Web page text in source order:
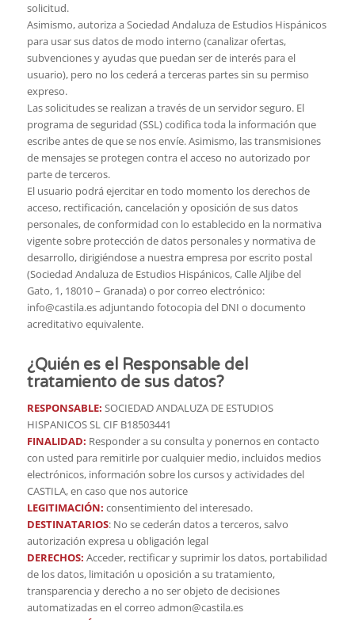
solicitud.
Asimismo, autoriza a Sociedad Andaluza de Estudios Hispánicos
para usar sus datos de modo interno (canalizar ofertas,
subvenciones y ayudas que puedan ser de interés para el
usuario), pero no los cederá a terceras partes sin su permiso
expreso.
Las solicitudes se realizan a través de un servidor seguro. El
programa de seguridad (SSL) codifica toda la información que
escribe antes de que se nos envíe. Asimismo, las transmisiones
de mensajes se protegen contra el acceso no autorizado por
parte de terceros.
El usuario podrá ejercitar en todo momento los derechos de
acceso, rectificación, cancelación y oposición de sus datos
personales, de conformidad con lo establecido en la normativa
vigente sobre protección de datos personales y normativa de
desarrollo, dirigiéndose a nuestra empresa por escrito postal
(Sociedad Andaluza de Estudios Hispánicos, Calle Aljibe del
Gato, 1, 18010 – Granada) o por correo electrónico:
info@castila.es adjuntando fotocopia del DNI o documento
acreditativo equivalente.
¿Quién es el Responsable del
tratamiento de sus datos?
RESPONSABLE: SOCIEDAD ANDALUZA DE ESTUDIOS
HISPANICOS SL CIF B18503441
FINALIDAD: Responder a su consulta y ponernos en contacto
con usted para remitirle por cualquier medio, incluidos medios
electrónicos, información sobre los cursos y actividades del
CASTILA, en caso que nos autorice
LEGITIMACIÓN: consentimiento del interesado.
DESTINATARIOS: No se cederán datos a terceros, salvo
autorización expresa u obligación legal
DERECHOS: Acceder, rectificar y suprimir los datos, portabilidad
de los datos, limitación u oposición a su tratamiento,
transparencia y derecho a no ser objeto de decisiones
automatizadas en el correo admon@castila.es